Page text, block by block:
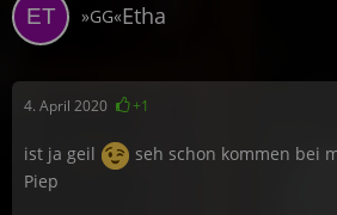
»GG«Etha
4. April 2020 +1
ist ja geil
seh schon kommen bei
Piep